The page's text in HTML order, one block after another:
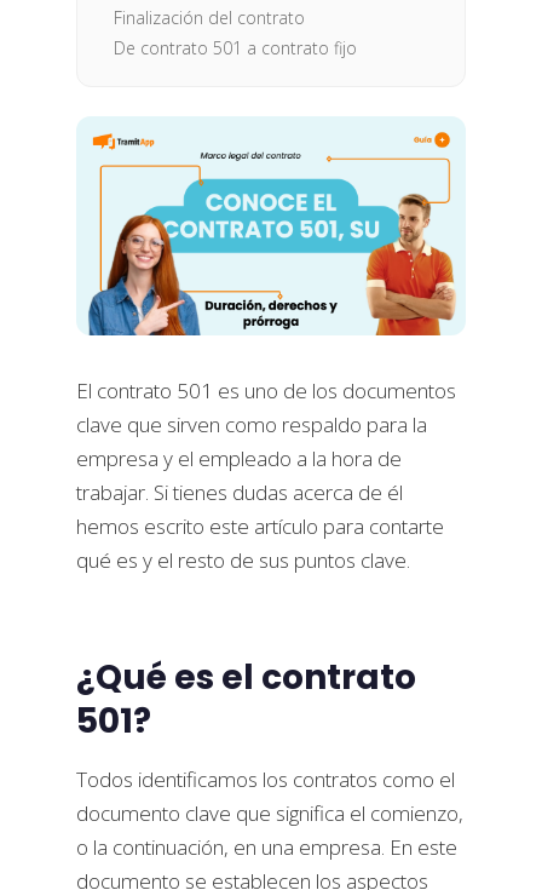
Finalización del contrato
De contrato 501 a contrato fijo
El contrato 501 es uno de los documentos
clave que sirven como respaldo para la
empresa y el empleado a la hora de
trabajar. Si tienes dudas acerca de él
hemos escrito este artículo para contarte
qué es y el resto de sus puntos clave.
¿Qué es el contrato
501?
Todos identificamos los contratos como el
documento clave que significa el comienzo,
o la continuación, en una empresa. En este
documento se establecen los aspectos